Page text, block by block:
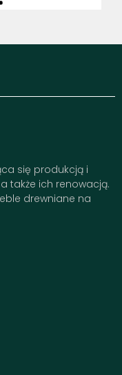
się produkcją i
także ich renowacją.
drewniane na